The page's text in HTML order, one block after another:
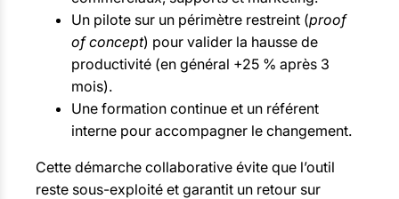
Un pilote sur un périmètre restreint (proof
of concept) pour valider la hausse de
productivité (en général +25 % après 3
mois).
Une formation continue et un référent
interne pour accompagner le changement.
Cette démarche collaborative évite que l’outil
reste sous-exploité et garantit un retour sur